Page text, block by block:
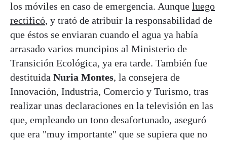
los móviles en caso de emergencia. Aunque luego
rectificó, y trató de atribuir la responsabilidad de
que éstos se enviaran cuando el agua ya había
arrasado varios muncipios al Ministerio de
Transición Ecológica, ya era tarde. También fue
destituida Nuria Montes, la consejera de
Innovación, Industria, Comercio y Turismo, tras
realizar unas declaraciones en la televisión en las
que, empleando un tono desafortunado, aseguró
que era "muy importante" que se supiera que no